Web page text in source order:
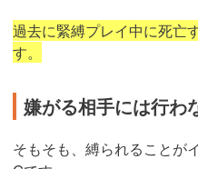
過去に緊縛プレイ中に死亡
す。
嫌がる相手には行わ
そもそも、縛られることが